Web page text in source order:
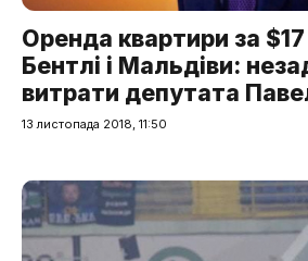
Оренда квартири за
Бентлі і Мальдіви:
витрати депутата
13 листопада 2018, 11:50